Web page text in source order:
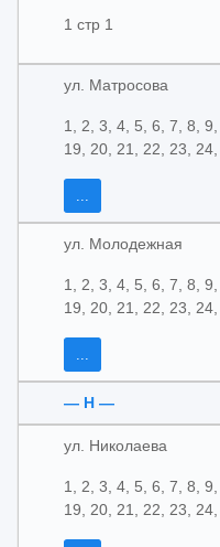
1 стр 1
ул. Матросова
1, 2, 3, 4, 5, 6, 7, 8,
19, 20, 21, 22, 23,
...
ул. Молодежная
1, 2, 3, 4, 5, 6, 7, 8,
19, 20, 21, 22, 23,
...
— Н —
ул. Николаева
1, 2, 3, 4, 5, 6, 7, 8,
19, 20, 21, 22, 23,